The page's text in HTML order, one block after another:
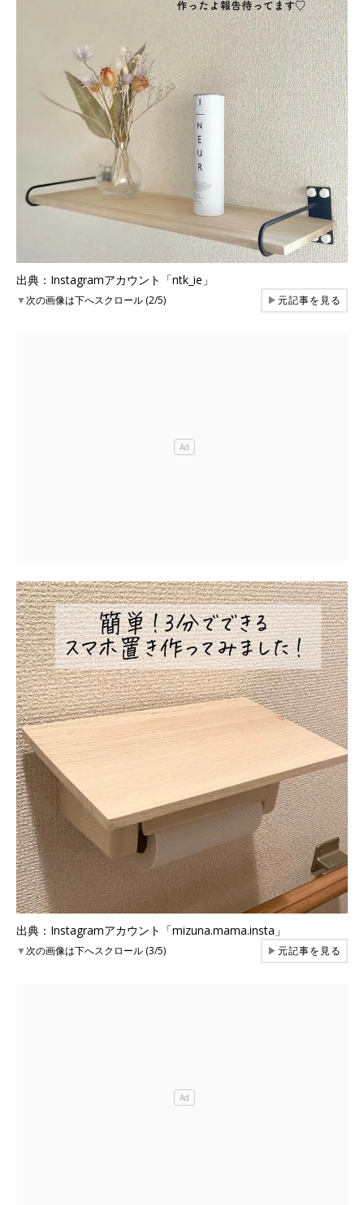
出典：Instagramアカウント「ntk_ie」
▼次の画像は下へスクロール (2/5) ▶元記事を見る
出典：Instagramアカウント「mizuna.mama.insta」
▼次の画像は下へスクロール (3/5) ▶元記事を見る